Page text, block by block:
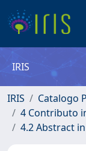
IRIS
IRIS
Catalogo
4 Contributo
4.2 Abstract